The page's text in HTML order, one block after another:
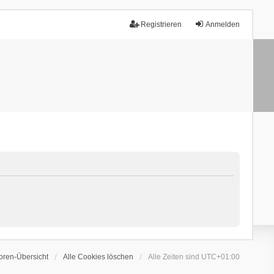
Anmelden
Registrieren
Übersicht Alle Cookies löschen Alle Zeiten sind UTC+01:00